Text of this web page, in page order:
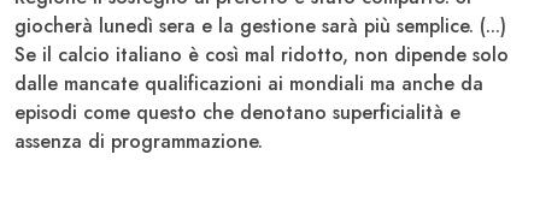
giocherà lunedì sera e la gestione sarà più semplice. (...)
Se il calcio italiano è così mal ridotto, non dipende solo
dalle mancate qualificazioni ai mondiali ma anche da
episodi come questo che denotano superficialità e
assenza di programmazione.